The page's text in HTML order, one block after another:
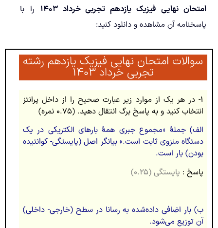
امتحان نهایی فیزیک یازدهم تجربی خرداد ۱۴۰۳
را با
پاسخنامه آن مشاهده و دانلود کنید:
سوالات امتحان نهایی فیزیک یازدهم رشته
تجربی خرداد ۱۴۰۳
۱- در هر یک از موارد زیر عبارت صحیح را از داخل پرانتز
انتخاب کنید و به پاسخ‏ برگ انتقال دهید. (۰.۷۵ نمره)
الف) جملۀ «مجموع جبری همۀ بارهای الکتریکی در یک
دستگاه منزوی ثابت است.» بیانگر اصل (پایستگی- کوانتیده
بودن) بار است.
پاسخ : پایستگی (۰.۲۵)
ب) بار اضافی داده‌شده به رسانا در سطح (خارجی- داخلی)
آن توزیع می‌شود.